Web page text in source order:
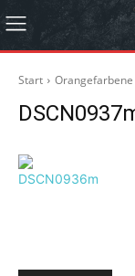
Start